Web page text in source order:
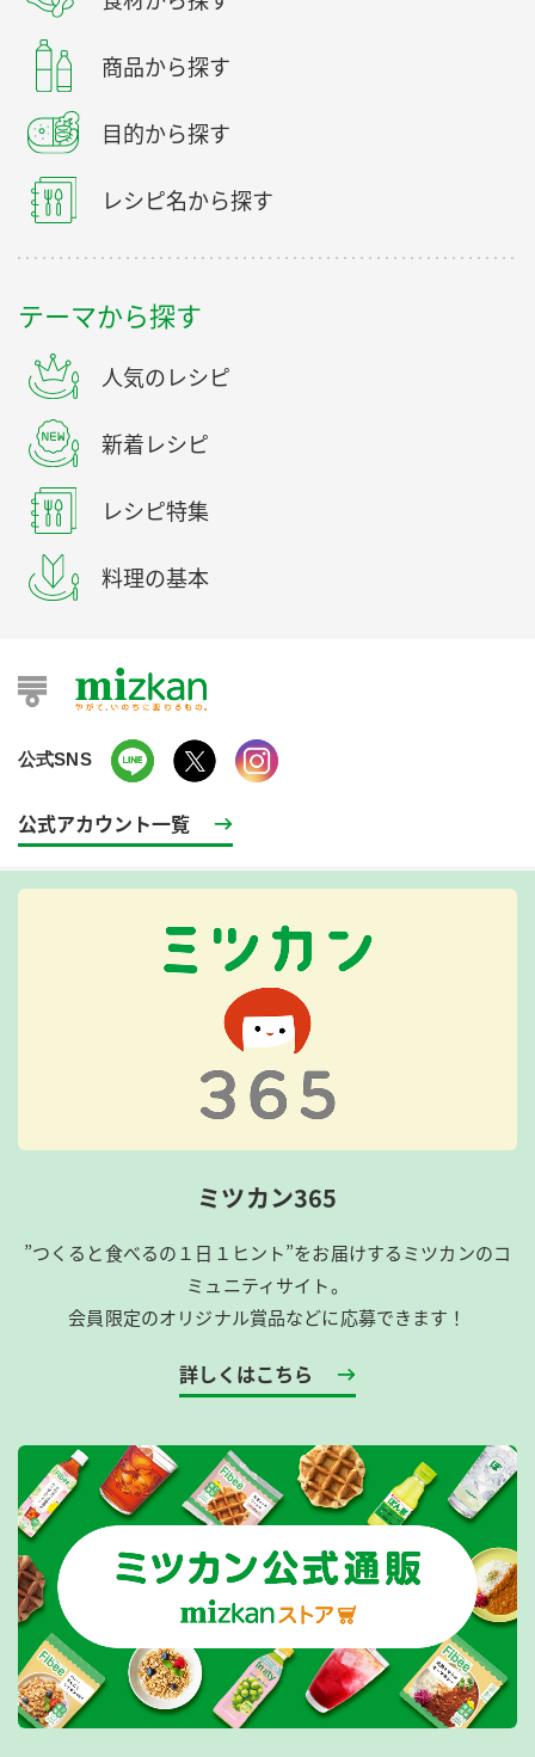
商品から探す
目的から探す
レシピ名から探す
テーマから探す
人気のレシピ
新着レシピ
レシピ特集
料理の基本
公式SNS
公式アカウント一覧
ミツカン365
”つくると食べるの１日１ヒント”をお届けするミツカンのコ
ミュニティサイト。
会員限定のオリジナル賞品などに応募できます！
詳しくはこちら